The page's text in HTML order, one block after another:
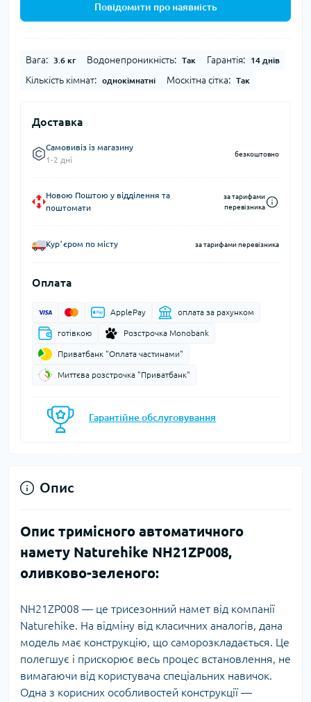
Повідомити про наявність
Вага: 3.6 кг Водонепроникність: Так Гарантія: 14 днів
Кількість кімнат: однокімнатні Москітна сітка: Так
Доставка
Самовивіз із магазину
1-2 дні
безкоштовно
Новою Поштою у відділення та
поштомати
за тарифами
перевізника
Курʼєром по місту за тарифами перевізника
Оплата
ApplePay оплата за рахунком
готівкою Розстрочка Monobank
Приватбанк "Оплата частинами"
Миттєва розстрочка "Приватбанк"
Гарантійне обслуговування
Опис
Опис тримісного автоматичного
намету Naturehike NH21ZP008,
оливково-зеленого:
NH21ZP008 — це трисезонний намет від компанії
Naturehike. На відміну від класичних аналогів, дана
модель має конструкцію, що саморозкладається. Це
полегшує і прискорює весь процес встановлення, не
вимагаючи від користувача спеціальних навичок.
Одна з корисних особливостей конструкції —